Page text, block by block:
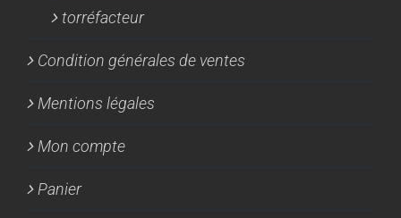
torréfacteur
Condition générales de ventes
Mentions légales
Mon compte
Panier